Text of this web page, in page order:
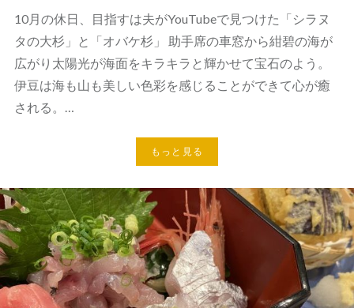
10月の休日、目指すは夫がYouTubeで見つけた「シラヌ
タの大杉」と「オバケ杉」 助手席の車窓から紺碧の海が
広がり太陽光が海面をキラキラと輝かせて宝石のよう。
伊豆は海も山も美しい色彩を感じることができて心が癒
される。…
もっと見る